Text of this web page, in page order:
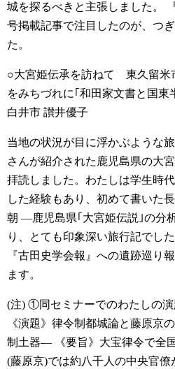
城を探るべきと主張しました。
号掲載記事で注目したのが、つ
た。
○大宮姫伝承を訪ねて 東久留米
をみちづれに｢和田家文書と国
白井市 讃井優子
当地の状況が目に浮かぶような
さんが紹介された鹿児島県の大
拝読しました。わたしは学生時
した経験もあり、初めて書いた
朝 ―鹿児島県｢大宮姫伝説｣の分
り、とても印象深い旅行記でした
『古田史学会報』への遺跡巡り
ます。
(注) ①同セミナーでのわたしの演
《演題》律令制都城論と藤原京
制土器― 《要旨》大宝律令で全
(藤原京)では約八千人の中央官僚